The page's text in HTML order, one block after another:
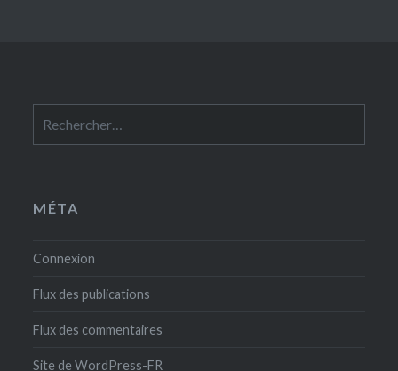
MÉTA
Connexion
Flux des publications
Flux des commentaires
Site de WordPress-FR